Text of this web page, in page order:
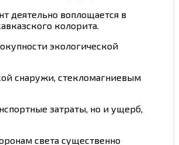
деятельно воплощается в
колорита.
экологической
снаружи, стекломагниевым
затраты, но и ущерб,
света существенно